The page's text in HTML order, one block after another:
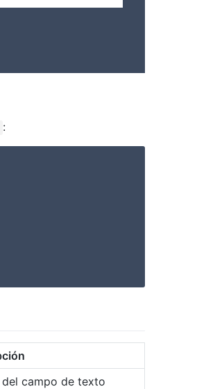
:
campo de texto